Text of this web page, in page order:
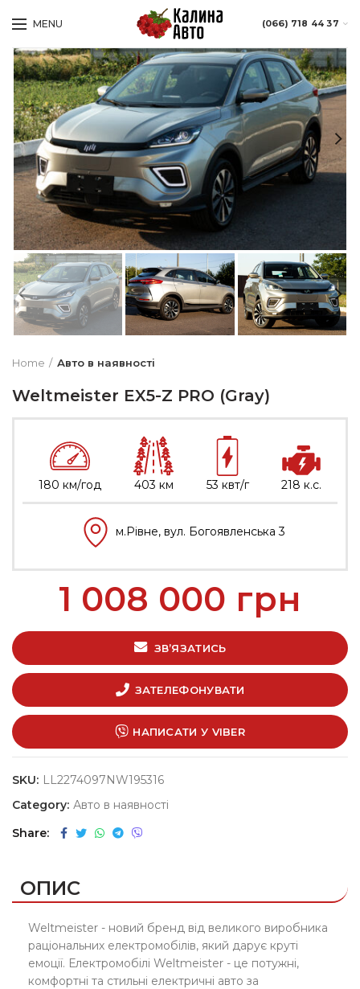
MENU (066) 718 44 37
Home Авто в наявності
Weltmeister EX5-Z PRO (Gray)
180 км/год 403 км 53 квт/г 218 к.с.
м.Рівне, вул. Богоявленська 3
1 008 000 грн
ЗВ’ЯЗАТИСЬ
ЗАТЕЛЕФОНУВАТИ
НАПИСАТИ У VIBER
SKU: LL2274097NW195316
Category: Авто в наявності
Share
ОПИС
Weltmeister - новий бренд від великого виробника
раціональних електромобілів, який дарує круті
емоції. Електромобілі Weltmeister - це потужні,
комфортні та стильні електричні авто за